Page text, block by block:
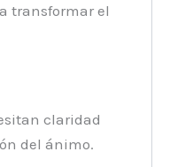
transformar el
claridad
del ánimo.